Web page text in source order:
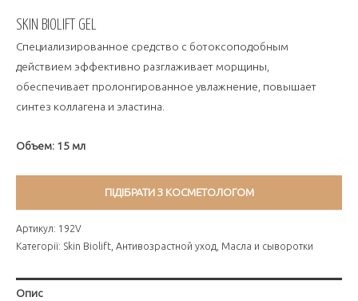
SKIN BIOLIFT GEL
Специализированное средство с ботоксоподобным
действием эффективно разглаживает морщины,
обеспечивает пролонгированное увлажнение, повышает
синтез коллагена и эластина.
Объем: 15 мл
ПІДІБРАТИ З КОСМЕТОЛОГОМ
Артикул: 192V
Категорії: Skin Biolift Антивозрастной уход Масла и сыворотки
Опис